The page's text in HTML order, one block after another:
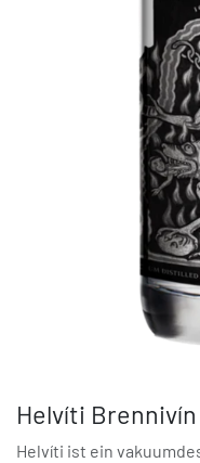
Helvíti Brennivín
Helvíti ist ein